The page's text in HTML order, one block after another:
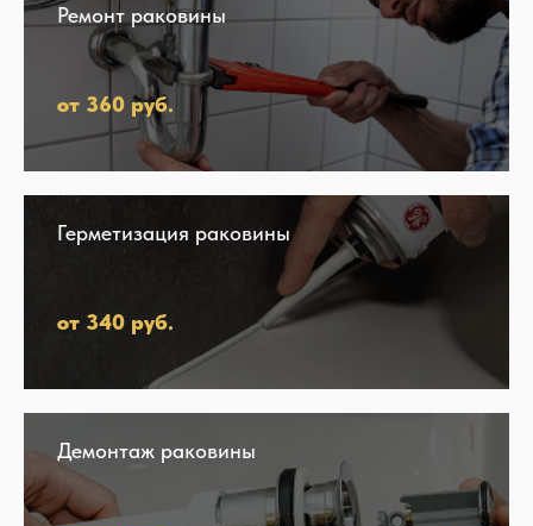
Ремонт раковины
от 360 руб.
Герметизация раковины
от 340 руб.
Демонтаж раковины